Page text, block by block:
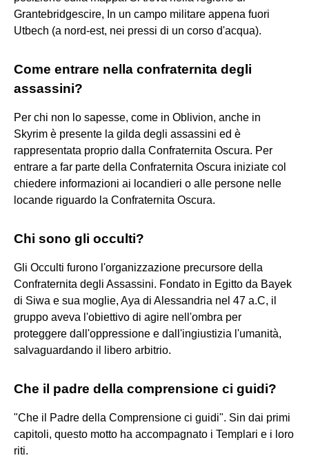
Grantebridgescire, In un campo militare appena fuori
Utbech (a nord-est, nei pressi di un corso d'acqua).
Come entrare nella confraternita degli
assassini?
Per chi non lo sapesse, come in Oblivion, anche in
Skyrim è presente la gilda degli assassini ed è
rappresentata proprio dalla Confraternita Oscura. Per
entrare a far parte della Confraternita Oscura iniziate col
chiedere informazioni ai locandieri o alle persone nelle
locande riguardo la Confraternita Oscura.
Chi sono gli occulti?
Gli Occulti furono l'organizzazione precursore della
Confraternita degli Assassini. Fondato in Egitto da Bayek
di Siwa e sua moglie, Aya di Alessandria nel 47 a.C, il
gruppo aveva l'obiettivo di agire nell'ombra per
proteggere dall'oppressione e dall'ingiustizia l'umanità,
salvaguardando il libero arbitrio.
Che il padre della comprensione ci guidi?
"Che il Padre della Comprensione ci guidi". Sin dai primi
capitoli, questo motto ha accompagnato i Templari e i loro
riti.